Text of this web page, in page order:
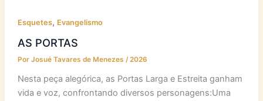
Esquetes, Evangelismo
AS PORTAS
Por Josué Tavares de Menezes /2026
Nesta peça alegórica, as Portas Larga e Estreita ganham
vida e voz, confrontando diversos personagens:Uma